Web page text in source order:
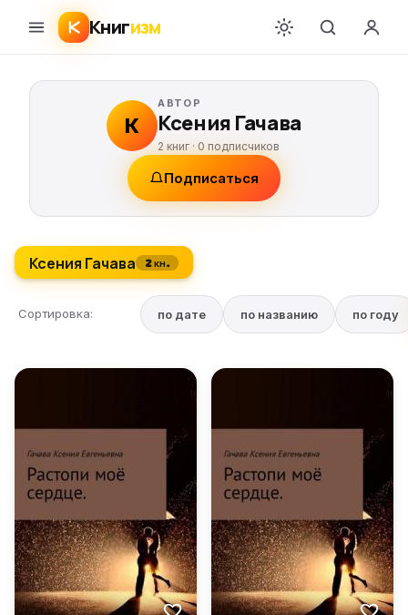
Книгизм
К
АВТОР
Ксения Гачава
2 книг ·0 подписчиков
Подписаться
Ксения Гачава 2 кн.
Сортировка: по дате по названию по году